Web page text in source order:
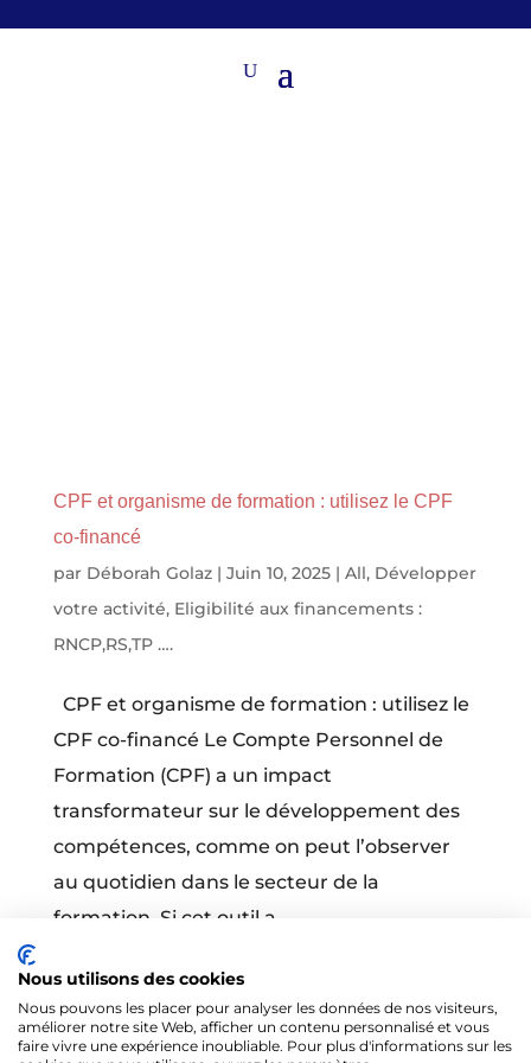
CPF et organisme de formation : utilisez le CPF
co-financé
par Déborah Golaz| Juin 10, 2025| All, Développer
votre activité, Eligibilité aux financements :
RNCP,RS,TP ….
CPF et organisme de formation : utilisez le
CPF co-financé Le Compte Personnel de
Formation (CPF) a un impact
transformateur sur le développement des
compétences, comme on peut l’observer
au quotidien dans le secteur de la
formation. Si cet outil a...
Nous utilisons des cookies
Nous pouvons les placer pour analyser les données de nos visiteurs,
améliorer notre site Web, afficher un contenu personnalisé et vous
faire vivre une expérience inoubliable. Pour plus d'informations sur les